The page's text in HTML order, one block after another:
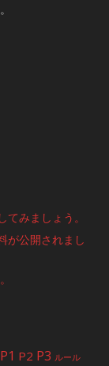
みましょう。
が公開されまし
P1 P2 P3 ルール